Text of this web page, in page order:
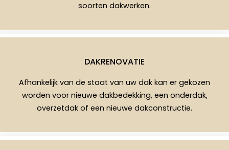
soorten dakwerken.
DAKRENOVATIE
Afhankelijk van de staat van uw dak kan er gekozen
worden voor nieuwe dakbedekking, een onderdak,
overzetdak of een nieuwe dakconstructie.